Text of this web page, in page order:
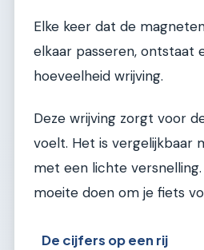
Elke keer dat de
elkaar passeren, ontstaat
hoeveelheid wrijving.
Deze wrijving zorgt voor
voelt. Het is vergelijkbaar
met een lichte
moeite doen om je fiets
De cijfers op een rij